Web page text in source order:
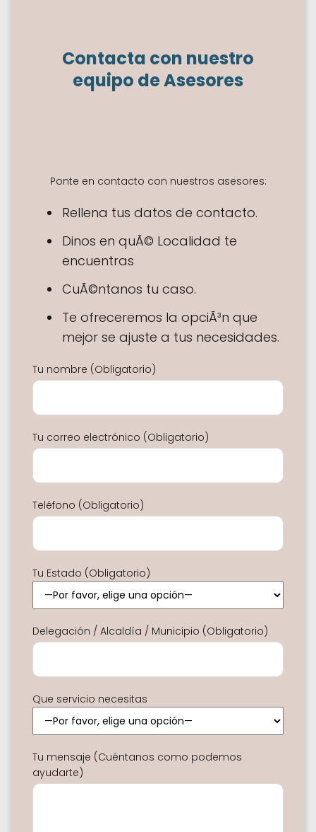
Contacta con nuestro
equipo de Asesores
Ponte en contacto con nuestros asesores:
Rellena tus datos de contacto.
Dinos en quÃ© Localidad te
encuentras
CuÃ©ntanos tu caso.
Te ofreceremos la opciÃ³n que
mejor se ajuste a tus necesidades.
Tu nombre (Obligatorio)
Tu correo electrónico (Obligatorio)
Teléfono (Obligatorio)
Tu Estado (Obligatorio)
Delegación / Alcaldía / Municipio (Obligatorio)
Que servicio necesitas
Tu mensaje (Cuéntanos como podemos
ayudarte)